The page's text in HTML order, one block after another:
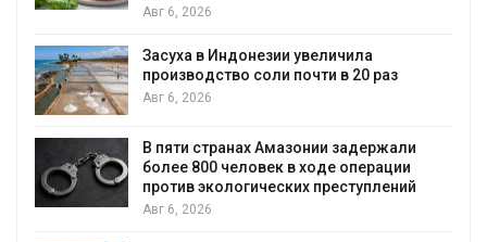
Авг 6, 2026
Засуха в Индонезии увеличила
производство соли почти в 20 раз
Авг 6, 2026
В пяти странах Амазонии задержали
более 800 человек в ходе операции
против экологических преступлений
Авг 6, 2026